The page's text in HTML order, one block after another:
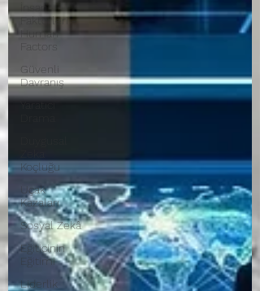
İnsan
Faktörleri -
Human
Factors
Güvenli
Davranış
Koçluğu
Uçak
Kazaları
Sosyal Zekâ
Eğiticinin
Eğitimi
Liderlik